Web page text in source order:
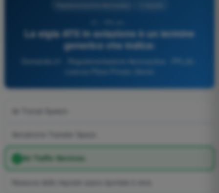
La sigla ATS in aviazione è un termine
generico che indica:
Domanda 21 - Regolamentazione Aeronautica - PPL(A) -
Air Traffic Services.